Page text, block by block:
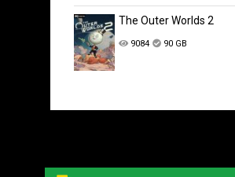
The Outer Worlds 2
9084 90 GB